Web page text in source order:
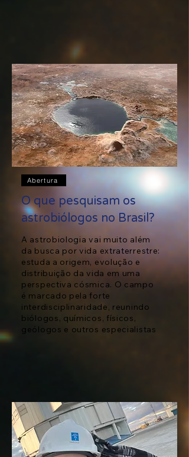
Abertura
O que pesquisam os
astrobiólogos no Brasil?
A astrobiologia vai muito além
da busca por vida extraterrestre:
estuda a origem, evolução e
distribuição da vida em uma
perspectiva cósmica. O campo
é marcado pela forte
interdisciplinaridade, reunindo
biólogos, químicos, físicos,
geólogos e outros especialistas